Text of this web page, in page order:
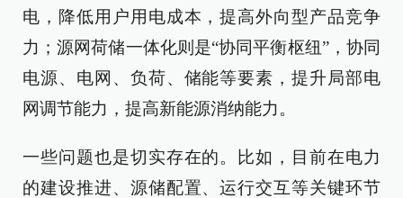
电，降低用户用电成本，提高外向型产品竞争
力；源网荷储一体化则是“协同平衡枢纽”，协同
电源、电网、负荷、储能等要素，提升局部电
网调节能力，提高新能源消纳能力。
一些问题也是切实存在的。比如，目前在电力
的建设推进、源储配置、运行交互等关键环节